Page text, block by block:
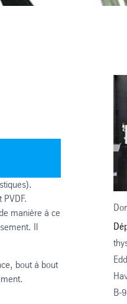
manière à ce
Il
bout à bout
B-